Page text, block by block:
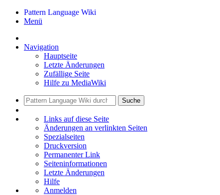
Pattern Language Wiki
Menü
Navigation
Hauptseite
Letzte Änderungen
Zufällige Seite
Hilfe zu MediaWiki
Suche
Links auf diese Seite
Änderungen an verlinkten Seiten
Spezialseiten
Druckversion
Permanenter Link
Seiten­informationen
Letzte Änderungen
Hilfe
Anmelden